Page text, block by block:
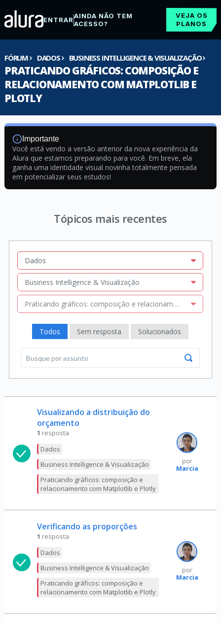
ENTRARAINDA NÃO TEM
ACESSO?
VEJA OS
PLANOS
FÓRUM DADOS BUSINESS INTELLIGENCE & VISUALIZAÇÃO
PRATICANDO GRÁFICOS: COMPOSIÇÃO E
RELACIONAMENTO COM MATPLOTLIB E
PLOTLY
Importante
Você está vendo a versão anterior da nova experiência da
Alura que estamos preparando para você. Em breve, ela
ganha uma identidade visual novinha totalmente pensada
em potencializar seus estudos!
Tópicos mais recentes
Dados
Business Intelligence & Visualização
Praticando gráficos: composição e relacionamento com
Todos Sem resposta Solucionados
Visualizando a distribuição do
orçamento
1 resposta
Dados
Business Intelligence & Visualização
Praticando gráficos: composição e
relacionamento com Matplotlib e Plotly
por
Marcia
Verificando as proporções
1 resposta
Dados
Business Intelligence & Visualização
Praticando gráficos: composição e
relacionamento com Matplotlib e Plotly
por
Marcia